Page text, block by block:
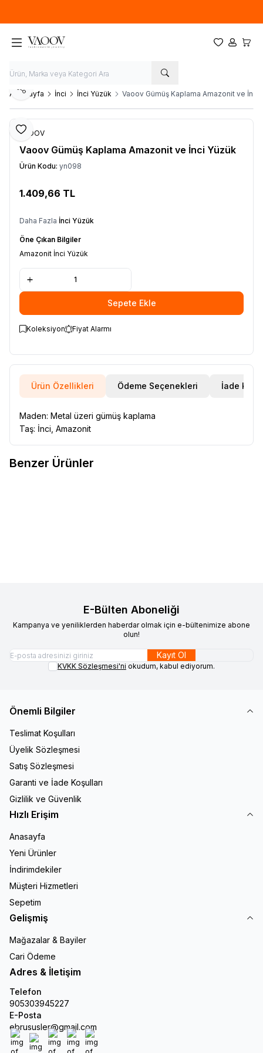
Favorilerim
Hesabım
Ana Sayfa İnci İnci Yüzük Vaoov Gümüş Kaplama Amazonit ve İnci
Favoriye Ekle
Paylaş
VAOOV
Vaoov Gümüş Kaplama Amazonit ve İnci Yüzük
Ürün Kodu: yn098
1.409,66 TL
Daha Fazla İnci Yüzük
Öne Çıkan Bilgiler
Amazonit İnci Yüzük
Sepete Ekle
Koleksiyon Fiyat Alarmı
Ürün Özellikleri Ödeme Seçenekleri İade
Maden: Metal üzeri gümüş kaplama
Taş: İnci, Amazonit
Benzer Ürünler
E-Bülten Aboneliği
Kampanya ve yeniliklerden haberdar olmak için e-bültenimize abone
olun!
Kayıt Ol
KVKK Sözleşmesi'ni okudum, kabul ediyorum.
Önemli Bilgiler
Teslimat Koşulları
Üyelik Sözleşmesi
Satış Sözleşmesi
Garanti ve İade Koşulları
Gizlilik ve Güvenlik
Hızlı Erişim
Anasayfa
Yeni Ürünler
İndirimdekiler
Müşteri Hizmetleri
Sepetim
Gelişmiş
Mağazalar & Bayiler
Cari Ödeme
Adres & İletişim
Telefon
905303945227
E-Posta
ebrususler@gmail.com